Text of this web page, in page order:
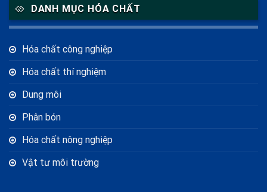
DANH MỤC HÓA CHẤT
Hóa chất công nghiệp
Hóa chất thí nghiệm
Dung môi
Phân bón
Hóa chất nông nghiệp
Vật tư môi trường